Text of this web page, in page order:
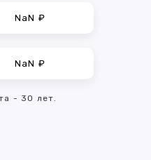
NaN ₽
NaN ₽
- 30 лет.